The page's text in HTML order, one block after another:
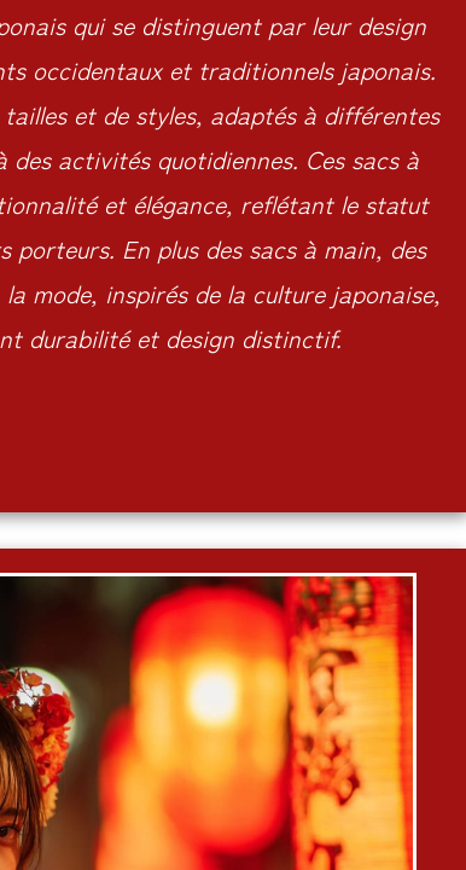
qui se distinguent par leur design
occidentaux et traditionnels japonais.
et de styles, adaptés à différentes
des activités quotidiennes. Ces sacs à
et élégance, reflétant le statut
porteurs. En plus des sacs à main, des
mode, inspirés de la culture japonaise,
durabilité et design distinctif.